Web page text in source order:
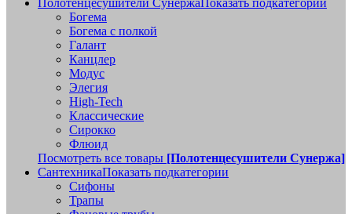
Полотенцесушители СунержаПоказать подкатегории
Богема
Богема с полкой
Галант
Канцлер
Модус
Элегия
High-Tech
Классические
Сирокко
Флюид
Посмотреть все товары [Полотенцесушители Сунержа]
СантехникаПоказать подкатегории
Сифоны
Трапы